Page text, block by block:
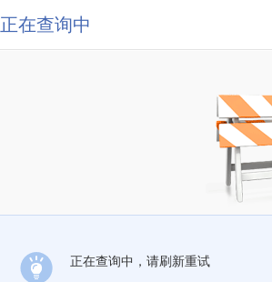
正在查询中
正在查询中，请刷新重试